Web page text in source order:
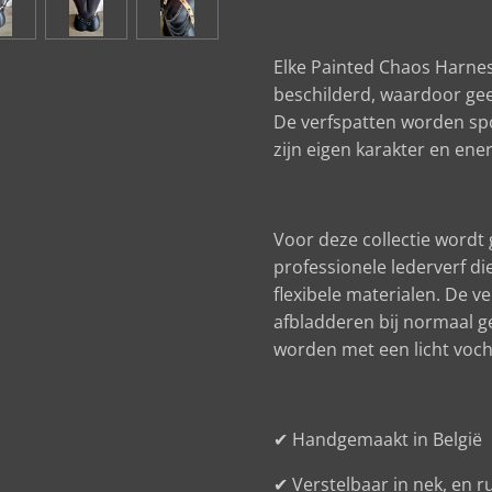
Elke Painted Chaos
beschilderd, waardoor
De verfspatten worden
zijn eigen karakter en
Voor deze collectie wordt
professionele lederverf
flexibele materialen. De
afbladderen bij normaal
worden met een licht
✔ Handgemaakt in België
✔ Verstelbaar in nek, en